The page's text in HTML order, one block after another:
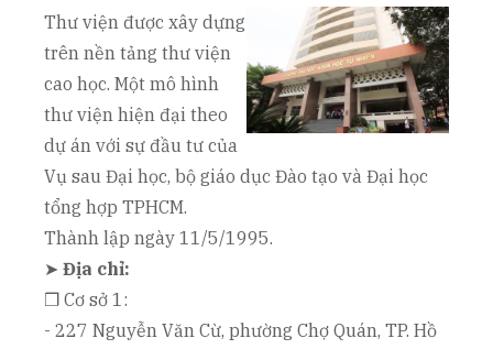
Thư viện được xây dựng
trên nền tảng thư viện
cao học. Một mô hình
thư viện hiện đại theo
dự án với sự đầu tư của
Vụ sau Đại học, bộ giáo dục Đào tạo và Đại học
tổng hợp TPHCM.
Thành lập ngày 11/5/1995.
➤ Địa chỉ:
❒ Cơ sở 1:
- 227 Nguyễn Văn Cừ, phường Chợ Quán, TP. Hồ